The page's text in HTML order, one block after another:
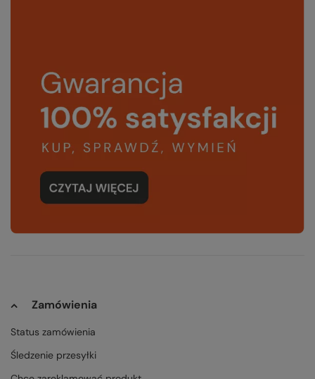
Zamówienia
Status zamówienia
Śledzenie przesyłki